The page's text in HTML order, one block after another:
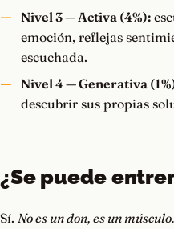
Nivel 3 — Activa (4%):
emoción, reflejas
escuchada.
Nivel 4 — Generativa
descubrir sus propias
¿Se puede
Sí. No es un don, es un músculo.